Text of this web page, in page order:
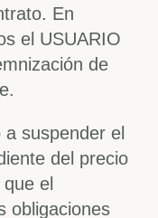
En
el USUARIO
de
suspender el
del precio
el
obligaciones